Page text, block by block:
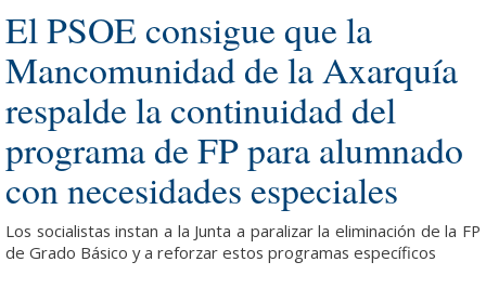
El PSOE consigue que la
Mancomunidad de la Axarquía
respalde la continuidad del
programa de FP para alumnado
con necesidades especiales
Los socialistas instan a la Junta a paralizar la eliminación de la FP
de Grado Básico y a reforzar estos programas específicos